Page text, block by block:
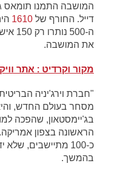
המושבה התמנו תומאס
דייל. החורף של 1610
ה-500
את המושבה.
מקור וקרדיט : אתר
"חברת וירג'יניה
מסחר בעולם החדש,
בג'יימסטאון, שהפכה
הראשונה בצפון
כ-100 מתיישבים,
בהמשך.